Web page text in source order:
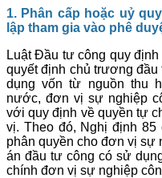
1. Phân cấp hoặc uỷ
lập tham gia vào phê
Luật Đầu tư công quy
quyết định chủ trương
dụng vốn từ nguồn thu
nước, đơn vị sự nghiệp
với quy định về quyền tự
vị. Theo đó, Nghị định
phân quyền cho đơn vị sự
án đầu tư công có sử
chính đơn vị sự nghiệp